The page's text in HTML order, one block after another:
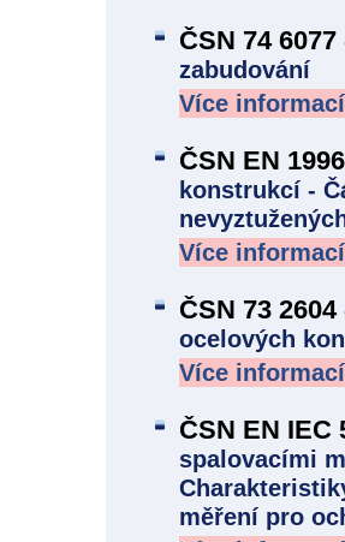
ČSN 74 6077
zabudování
Více informací
ČSN EN
konstrukcí -
Více informací
ČSN 73 2604
ocelových
Více informací
ČSN EN IEC
spalovacími
měření pro